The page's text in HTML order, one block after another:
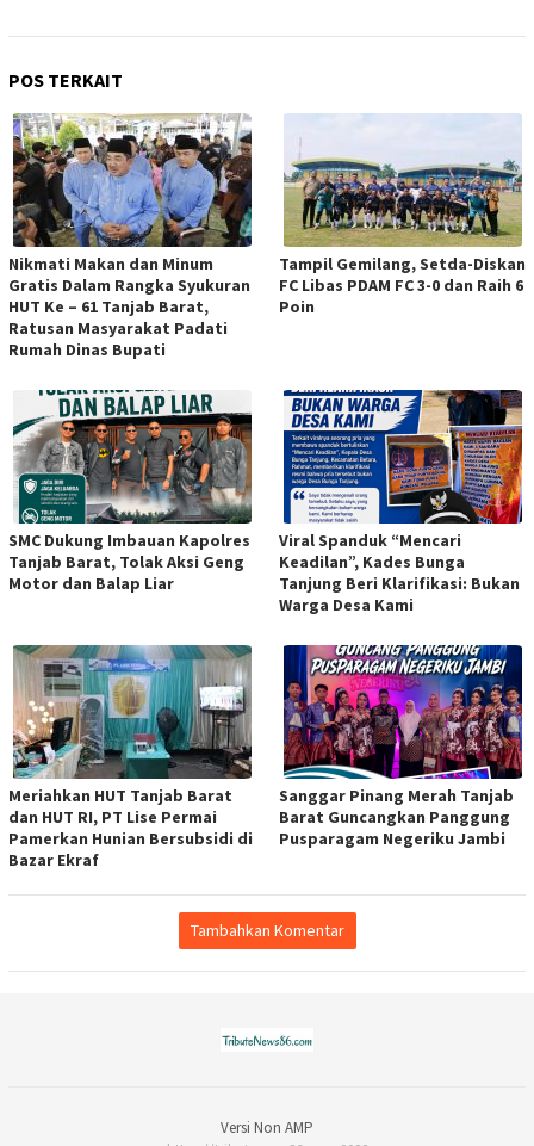
POS TERKAIT
Nikmati Makan dan Minum
Gratis Dalam Rangka Syukuran
HUT Ke – 61 Tanjab Barat,
Ratusan Masyarakat Padati
Rumah Dinas Bupati
Tampil Gemilang, Setda-Diskan
FC Libas PDAM FC 3-0 dan Raih 6
Poin
SMC Dukung Imbauan Kapolres
Tanjab Barat, Tolak Aksi Geng
Motor dan Balap Liar
Viral Spanduk “Mencari
Keadilan”, Kades Bunga
Tanjung Beri Klarifikasi: Bukan
Warga Desa Kami
Meriahkan HUT Tanjab Barat
dan HUT RI, PT Lise Permai
Pamerkan Hunian Bersubsidi di
Bazar Ekraf
Sanggar Pinang Merah Tanjab
Barat Guncangkan Panggung
Pusparagam Negeriku Jambi
Tambahkan Komentar
Versi Non AMP